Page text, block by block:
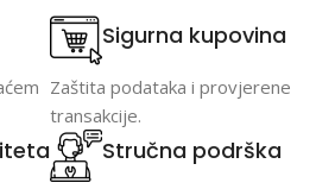
Sigurna kupovina
Zaštita podataka i provjerene
transakcije.
Stručna podrška